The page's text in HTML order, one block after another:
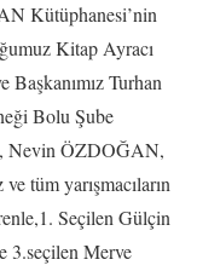
Kütüphanesi’nin
Kitap Ayracı
Başkanımız Turhan
Bolu Şube
Nevin ÖZDOĞAN,
tüm yarışmacıların
Seçilen Gülçin
Merve